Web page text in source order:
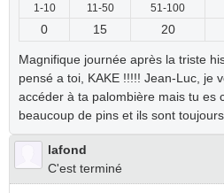
1-10 11-50 51-100
0 15 20
Magnifique journée après la triste
pensé a toi, KAKE !!!!! Jean-Luc, je
accéder à ta palombière mais tu es
beaucoup de pins et ils sont
lafond
C'est terminé